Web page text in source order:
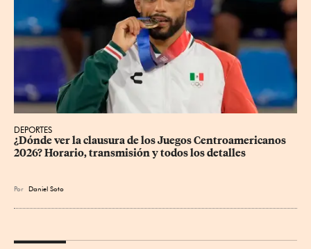
DEPORTES
¿Dónde ver la clausura de los Juegos Centroamericanos
2026? Horario, transmisión y todos los detalles
Por Daniel Soto